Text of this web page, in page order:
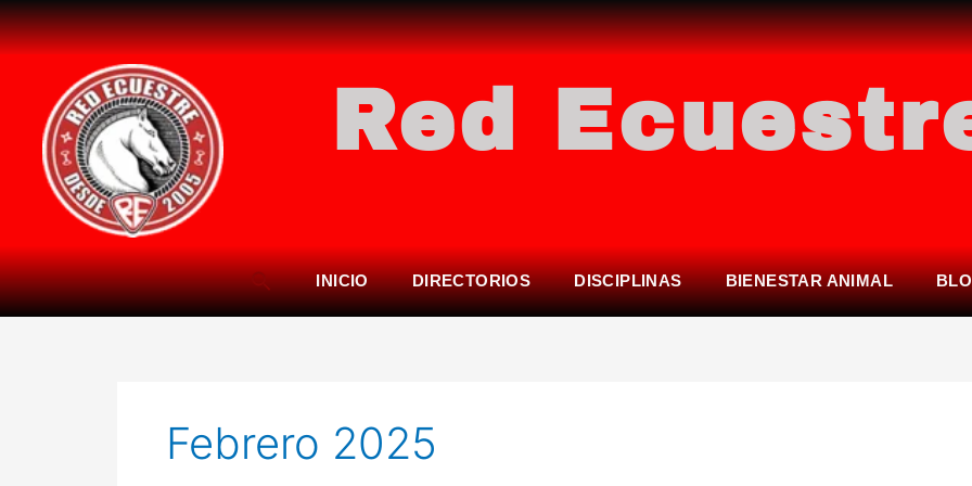
Ir
al
Red
INICIO DIRECTORIOS DISCIPLINAS BIENESTAR ANIMAL
Febrero 2025